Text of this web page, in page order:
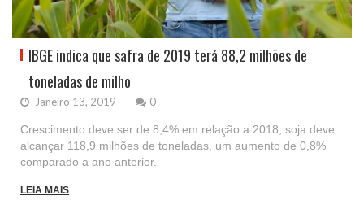
IBGE indica que safra de 2019 terá 88,2 milhões de
toneladas de milho
Janeiro 13, 2019 0
Crescimento deve ser de 8,4% em relação a 2018; soja deve
alcançar 118,9 milhões de toneladas, um aumento de 0,8%
comparado a ano anterior.
LEIA MAIS